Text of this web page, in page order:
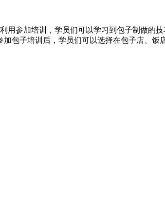
用参加培训，学员们可以学习到包子制做的
包子培训后，学员们可以选择在包子店、